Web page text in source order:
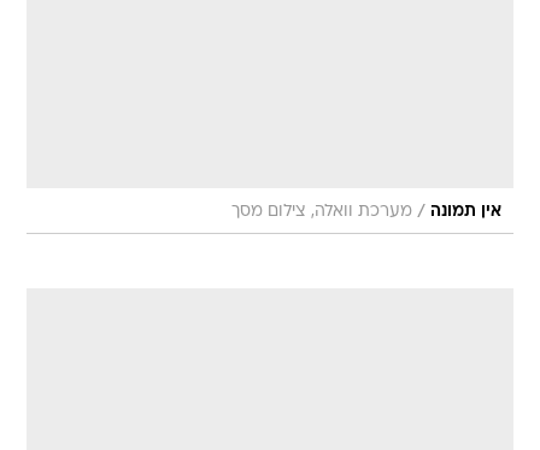
אין תמונה / מערכת וואלה, צילום מסך